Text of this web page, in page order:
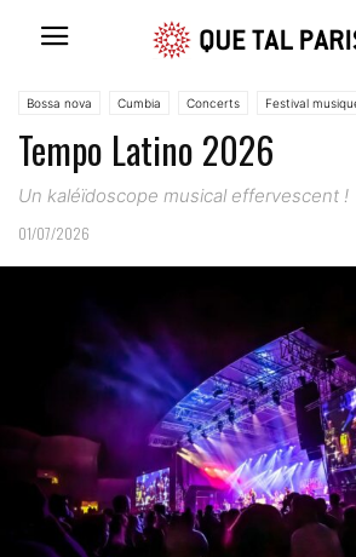
Bossa nova Cumbia Concerts Festival
Musique Salsa
Tempo Latino 2026
Un kaléïdoscope musical effervescent !
01/07/2026